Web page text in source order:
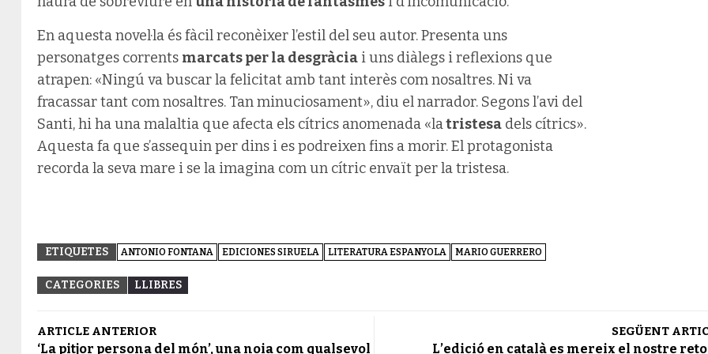
En aquesta novel·la és fàcil reconèixer l’estil del seu autor. Presenta uns
personatges corrents marcats per la desgràcia i uns diàlegs i reflexions que
atrapen: «Ningú va buscar la felicitat amb tant interès com nosaltres. Ni va
fracassar tant com nosaltres. Tan minuciosament», diu el narrador. Segons l’avi del
Santi, hi ha una malaltia que afecta els cítrics anomenada «latristesa dels cítrics».
Aquesta fa que s’assequin per dins i es podreixen fins a morir. El protagonista
recorda la seva mare i se la imagina com un cítric envaït per la tristesa.
ETIQUETES ANTONIO FONTANA EDICIONES SIRUELA LITERATURA ESPANYOLA MARIO GUERRERO
CATEGORIES LLIBRES
ARTICLE ANTERIOR
‘La pitjor persona del món’, una noia com qualsevol
SEGÜENT
L’edició en català es mereix el nostre